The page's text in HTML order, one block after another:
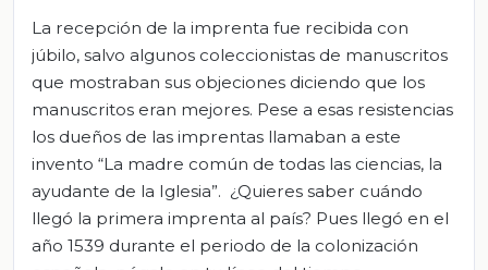
La recepción de la imprenta fue recibida con
júbilo, salvo algunos coleccionistas de manuscritos
que mostraban sus objeciones diciendo que los
manuscritos eran mejores. Pese a esas resistencias
los dueños de las imprentas llamaban a este
invento “La madre común de todas las ciencias, la
ayudante de la Iglesia”. ¿Quieres saber cuándo
llegó la primera imprenta al país? Pues llegó en el
año 1539 durante el periodo de la colonización